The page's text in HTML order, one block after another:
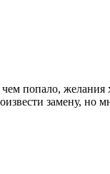
попало,
замену,